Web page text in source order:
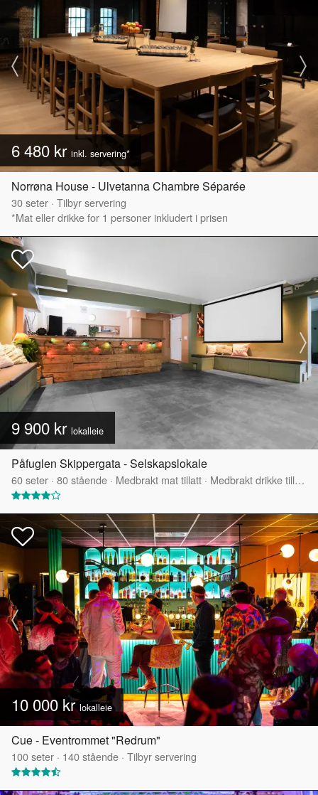
6 480 kr inkl. servering*
Norrøna House - Ulvetanna Chambre Séparée
30seter · Tilbyr servering
*Mat eller drikke for 1 personer inkludert i prisen
9 900 kr lokalleie
Påfuglen Skippergata - Selskapslokale
60seter · 80stående · Medbrakt mat tillatt · Medbrakt drikke tillatt
10 000 krlokalleie
Cue - Eventrommet "Redrum"
100seter · 140stående · Tilbyr servering